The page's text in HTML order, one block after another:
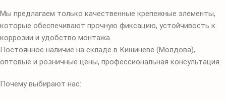
Мы предлагаем только качественные крепежные элементы,
которые обеспечивают прочную фиксацию, устойчивость к
коррозии и удобство монтажа.
Постоянное наличие на складе в Кишинёве (Молдова),
оптовые и розничные цены, профессиональная консультация.
Почему выбирают нас: